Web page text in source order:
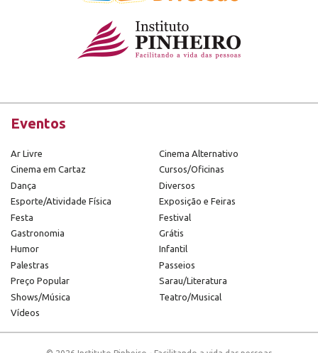
Eventos
Ar Livre
Cinema Alternativo
Cinema em Cartaz
Cursos/Oficinas
Dança
Diversos
Esporte/Atividade Física
Exposição e Feiras
Festa
Festival
Gastronomia
Grátis
Humor
Infantil
Palestras
Passeios
Preço Popular
Sarau/Literatura
Shows/Música
Teatro/Musical
Vídeos